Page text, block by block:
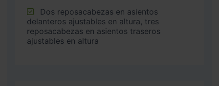
delanteros ajustables en altura, tres
reposacabezas en asientos traseros
ajustables en altura